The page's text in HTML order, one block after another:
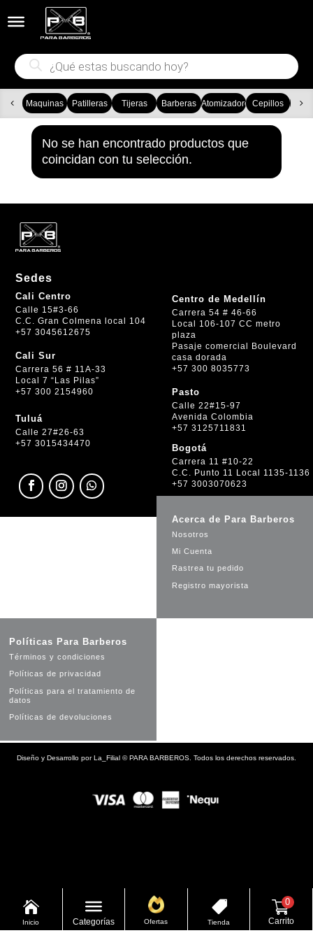
Búsqueda
de
productos
Maquinas Patilleras Tijeras Barberas AtomizadoresCepillos
No se han encontrado productos que
coincidan con tu selección.
Sedes
Cali Centro
Calle 15#3-66
C.C. Gran Colmena local 104
+57 3045612675
Cali Sur
Carrera 56 # 11A-33
Local 7 “Las Pilas”
+57 300 2154960
Tuluá
Calle 27#26-63
+57 3015434470
Centro de Medellín
Carrera 54 # 46-66
Local 106-107 CC metro
plaza
Pasaje comercial Boulevard
casa dorada
+57 300 8035773
Pasto
Calle 22#15-97
Avenida Colombia
+57 3125711831
Bogotá
Carrera 11 #10-22
C.C. Punto 11 Local 1135-1136
+57 3003070623
Acerca de Para Barberos
Nosotros
Mi Cuenta
Rastrea tu pedido
Registro mayorista
Políticas Para Barberos
Términos y condiciones
Políticas de privacidad
Políticas para el tratamiento de
datos
Políticas de devoluciones
Diseño y Desarrollo porLa_Filial ©PARA BARBEROS. Todos los derechos reservados.

Inicio Categorías Ofertas

Tienda
0
Carrito